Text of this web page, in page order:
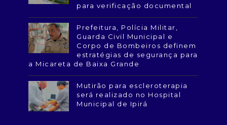
para verificação documental
Prefeitura, Polícia Militar,
Guarda Civil Municipal e
Corpo de Bombeiros definem
estratégias de segurança para
a Micareta de Baixa Grande
Mutirão para escleroterapia
será realizado no Hospital
Municipal de Ipirá